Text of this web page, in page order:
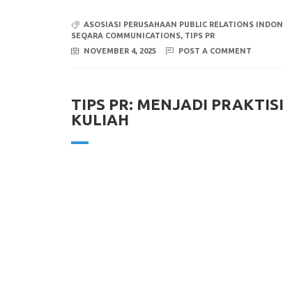
ASOSIASI PERUSAHAAN PUBLIC RELATIONS
SEQARA COMMUNICATIONS, TIPS PR
NOVEMBER 4, 2025
POST A COMMENT
TIPS PR: MENJADI
KULIAH